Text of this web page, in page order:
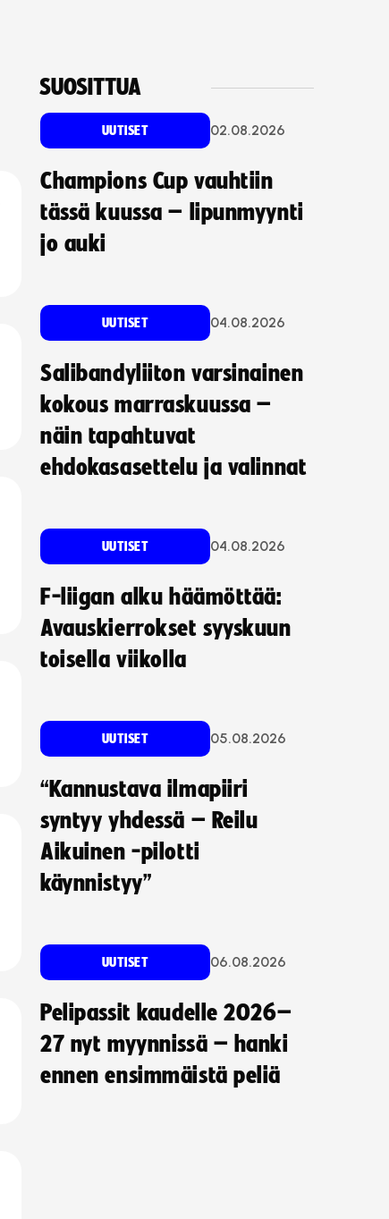
SUOSITTUA
UUTISET 02.08.2026
Champions Cup vauhtiin
tässä kuussa – lipunmyynti
jo auki
UUTISET 04.08.2026
Salibandyliiton varsinainen
kokous marraskuussa –
näin tapahtuvat
ehdokasasettelu ja valinnat
UUTISET 04.08.2026
F-liigan alku häämöttää:
Avauskierrokset syyskuun
toisella viikolla
UUTISET 05.08.2026
“Kannustava ilmapiiri
syntyy yhdessä – Reilu
Aikuinen -pilotti
käynnistyy”
UUTISET 06.08.2026
Pelipassit kaudelle 2026–
27 nyt myynnissä – hanki
ennen ensimmäistä peliä